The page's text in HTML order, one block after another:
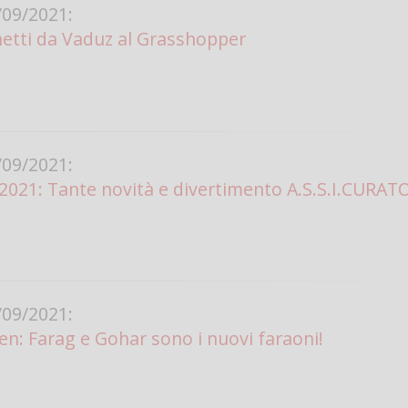
2021:
da Vaduz al Grasshopper
2021:
Tante novità e divertimento
2021:
Farag e Gohar sono i nuovi faraoni!